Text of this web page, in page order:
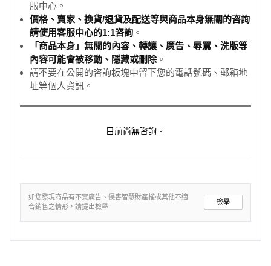
服中心。
價格、賣家、換貨/退貨及配送等與商品本身無關的咨詢
請使用客服中心的1:1咨詢 。
「商品本身」無關的內容、轉讓、廣告、辱罵、洗版等
內容可能會被移動、隱藏或刪除。
請不要在公開的咨詢板塊中留下您的電話號碼、郵箱地
址等個人資訊。
目前尚無咨詢。
如您發現商品有不實廣告、侵害智慧財產權或其他不適
合銷售之情形，請提出檢舉
檢舉